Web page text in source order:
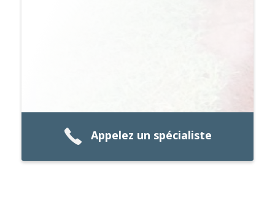
Appelez un spécialiste